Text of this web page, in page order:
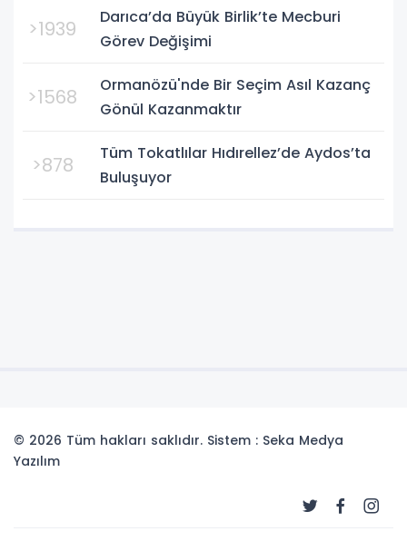
>1939
Darıca’da Büyük Birlik’te Mecburi
Görev Değişimi
>1568
Ormanözü'nde Bir Seçim Asıl Kazanç
Gönül Kazanmaktır
>878
Tüm Tokatlılar Hıdırellez’de Aydos’ta
Buluşuyor
© 2026 Tüm hakları saklıdır. Sistem : Seka Medya
Yazılım